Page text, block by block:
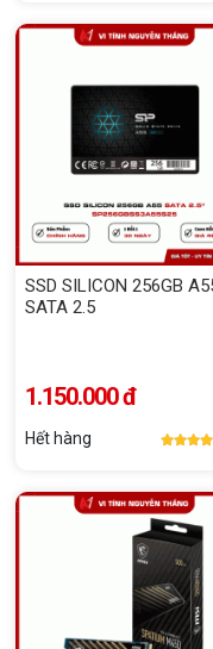
SSD SILICON 256GB
SATA 2.5
1.150.000 đ
Hết hàng